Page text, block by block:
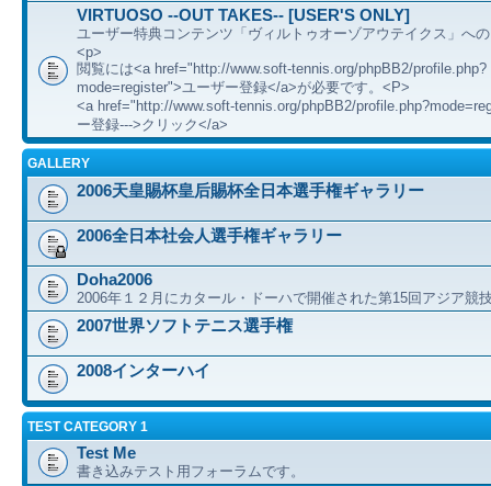
VIRTUOSO --OUT TAKES-- [USER'S ONLY]
ユーザー特典コンテンツ「ヴィルトゥオーゾアウテイクス」へ
<p>
閲覧には<a href="http://www.soft-tennis.org/phpBB2/profile.php?
mode=register">ユーザー登録</a>が必要です。<P>
<a href="http://www.soft-tennis.org/phpBB2/
ー登録--->クリック</a>
GALLERY
2006天皇賜杯皇后賜杯全日本選手権ギャラリー
2006全日本社会人選手権ギャラリー
Doha2006
2006年１２月にカタール・ドーハで開催された第15回アジア競
2007世界ソフトテニス選手権
2008インターハイ
TEST CATEGORY 1
Test Me
書き込みテスト用フォーラムです。